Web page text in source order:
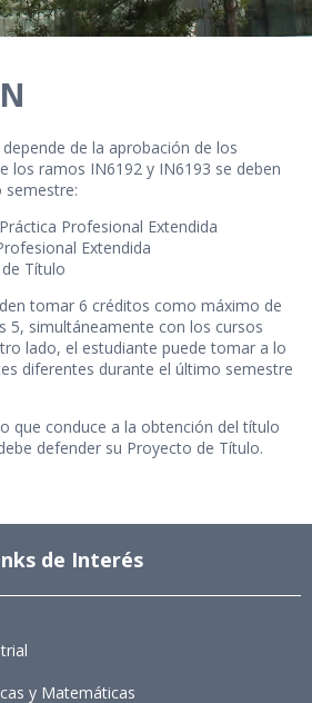
de la aprobación de los
los ramos IN6192 y IN6193 se deben
semestre:
Profesional Extendida
Extendida
Título
tomar 6 créditos como máximo de
5, simultáneamente con los cursos
lado, el estudiante puede tomar a lo
diferentes durante el último semestre
que conduce a la obtención del título
defender su Proyecto de Título.
de Interés
y Matemáticas